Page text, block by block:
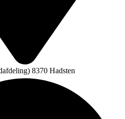
8370 Hadsten